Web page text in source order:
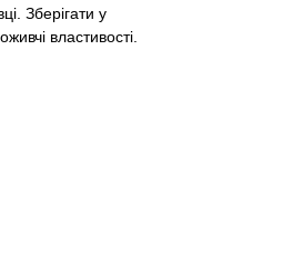
Зберігати у
властивості.